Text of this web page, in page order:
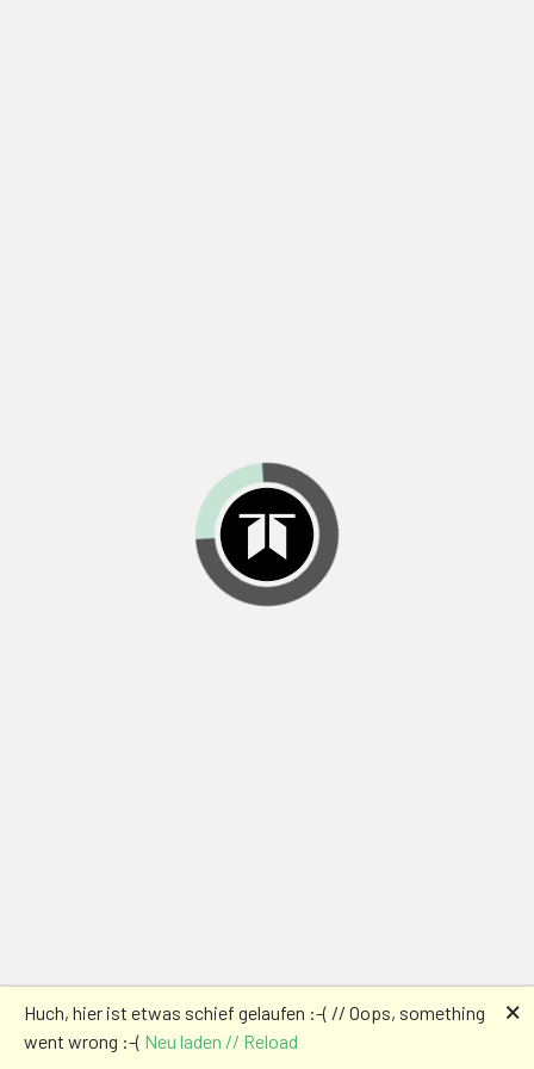
Huch, hier ist etwas schief gelaufen :-( // Oops, something
went wrong :-( Neu laden // Reload
🗙